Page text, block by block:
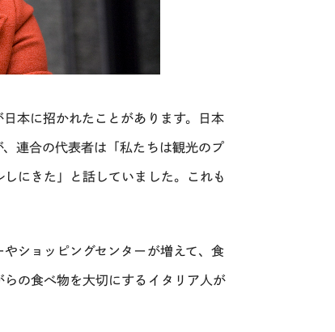
本に招かれたことがあります。日本
連合の代表者は「私たちは観光のプ
にきた」と話していました。これも
ショッピングセンターが増えて、食
の食べ物を大切にするイタリア人が